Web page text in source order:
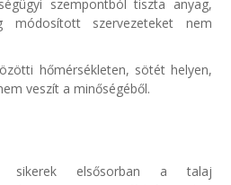
szempontból tiszta anyag,
módosított szervezeteket nem
hőmérsékleten, sötét helyen,
veszít a minőségéből.
sikerek elsősorban a talaj